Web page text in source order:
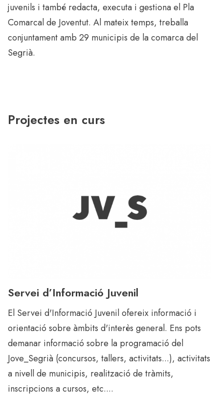
juvenils i també redacta, executa i gestiona el Pla
Comarcal de Joventut. Al mateix temps, treballa
conjuntament amb 29 municipis de la comarca del
Segrià.
Projectes en curs
Servei d’Informació Juvenil
El Servei d'Informació Juvenil ofereix informació i
orientació sobre àmbits d'interès general. Ens pots
demanar informació sobre la programació del
Jove_Segrià (concursos, tallers, activitats...), activitats
a nivell de municipis, realització de tràmits,
inscripcions a cursos, etc....